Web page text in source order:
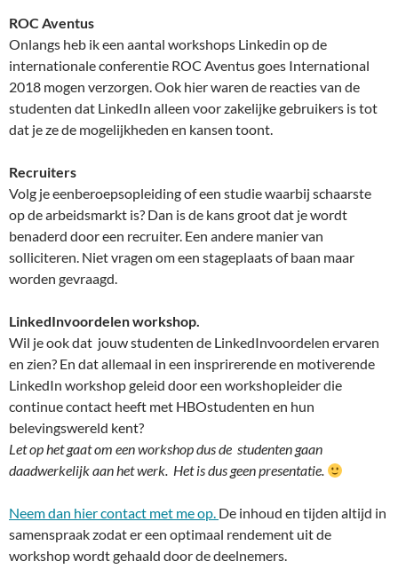
ROC Aventus
Onlangs heb ik een aantal workshops Linkedin op de
internationale conferentie ROC Aventus goes International
2018 mogen verzorgen. Ook hier waren de reacties van de
studenten dat LinkedIn alleen voor zakelijke gebruikers is tot
dat je ze de mogelijkheden en kansen toont.
Recruiters
Volg je eenberoepsopleiding of een studie waarbij schaarste
op de arbeidsmarkt is? Dan is de kans groot dat je wordt
benaderd door een recruiter. Een andere manier van
solliciteren. Niet vragen om een stageplaats of baan maar
worden gevraagd.
LinkedInvoordelen workshop.
Wil je ook dat jouw studenten de LinkedInvoordelen ervaren
en zien? En dat allemaal in een insprirerende en motiverende
LinkedIn workshop geleid door een workshopleider die
continue contact heeft met HBOstudenten en hun
belevingswereld kent?
Let op het gaat om een workshop dus de studenten gaan
daadwerkelijk aan het werk. Het is dus geen presentatie.
Neem dan hier contact met me op. De inhoud en tijden altijd in
samenspraak zodat er een optimaal rendement uit de
workshop wordt gehaald door de deelnemers.